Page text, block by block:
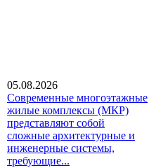
05.08.2026
Современные многоэтажные
жилые комплексы (МКР)
представляют собой
сложные архитектурные и
инженерные системы,
требующие...